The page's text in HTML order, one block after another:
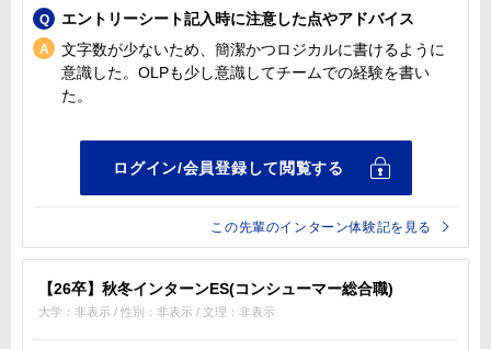
エントリーシート記入時に注意した点やアドバイス
文字数が少ないため、簡潔かつロジカルに書けるように
意識した。OLPも少し意識してチームでの経験を書い
た。
この先輩のインターン体験記を見る
【26卒】秋冬インターンES(コンシューマー総合職)
大学：非表示 / 性別：非表示 / 文理：非表示